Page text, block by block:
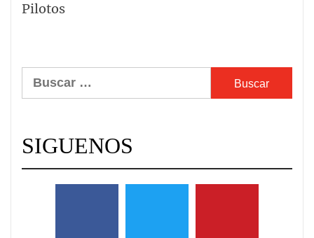
Pilotos
Buscar:
SIGUENOS